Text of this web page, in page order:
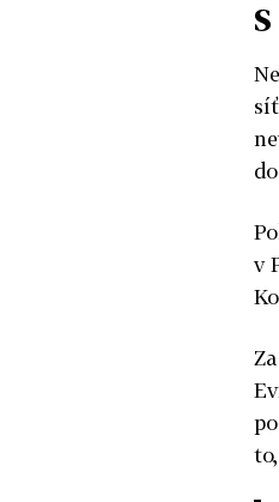
v